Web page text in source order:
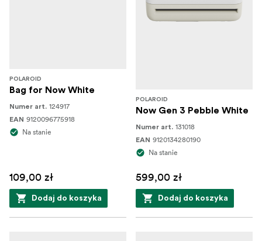
POLAROID
Bag for Now White
Numer art. 124917
EAN 9120096775918
Na stanie
109,00 zł
Dodaj do koszyka
POLAROID
Now Gen 3 Pebble White
Numer art. 131018
EAN 9120134280190
Na stanie
599,00 zł
Dodaj do koszyka